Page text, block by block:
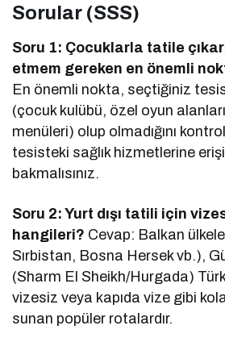
Sorular (SSS)
Soru 1: Çocuklarla tatile
etmem gereken en önemli
En önemli nokta, seçtiğiniz
(çocuk kulübü, özel oyun
menüleri) olup olmadığını
tesisteki sağlık hizmetlerine
bakmalısınız.
Soru 2: Yurt dışı tatili için
hangileri? Cevap: Balkan
Sırbistan, Bosna Hersek vb.),
(Sharm El Sheikh/Hurgada)
vizesiz veya kapıda vize gibi
sunan popüler rotalardır.